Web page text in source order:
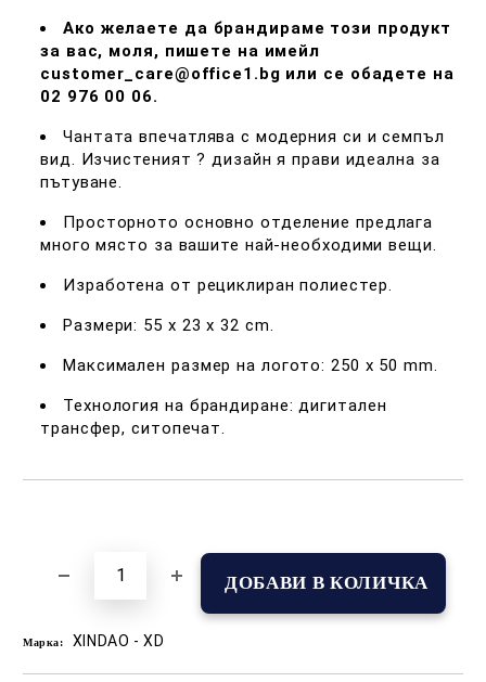
Ако желаете да брандираме този продукт
за вас, моля, пишете на имейл
customer_care@office1.bg или се обадете на
02 976 00 06.
Чантата впечатлява с модерния си и семпъл
вид. Изчистеният ? дизайн я прави идеална за
пътуване.
Просторното основно отделение предлага
много място за вашите най-необходими вещи.
Изработена от рециклиран полиестер.
Размери: 55 х 23 х 32 cm.
Максимален размер на логото: 250 х 50 mm.
Технология на брандиране: дигитален
трансфер, ситопечат.
Марка: XINDAO - XD